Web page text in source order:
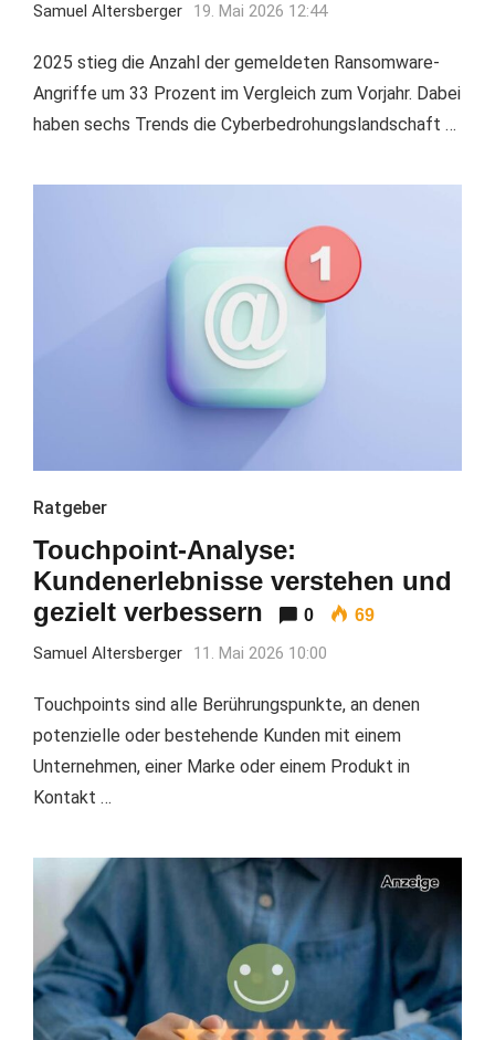
Samuel Altersberger 19. Mai 2026 12:44
2025 stieg die Anzahl der gemeldeten Ransomware-
Angriffe um 33 Prozent im Vergleich zum Vorjahr. Dabei
haben sechs Trends die Cyberbedrohungslandschaft …
Ratgeber
Touchpoint-Analyse:
Kundenerlebnisse verstehen und
gezielt verbessern
0 69
Samuel Altersberger 11. Mai 2026 10:00
Touchpoints sind alle Berührungspunkte, an denen
potenzielle oder bestehende Kunden mit einem
Unternehmen, einer Marke oder einem Produkt in
Kontakt …